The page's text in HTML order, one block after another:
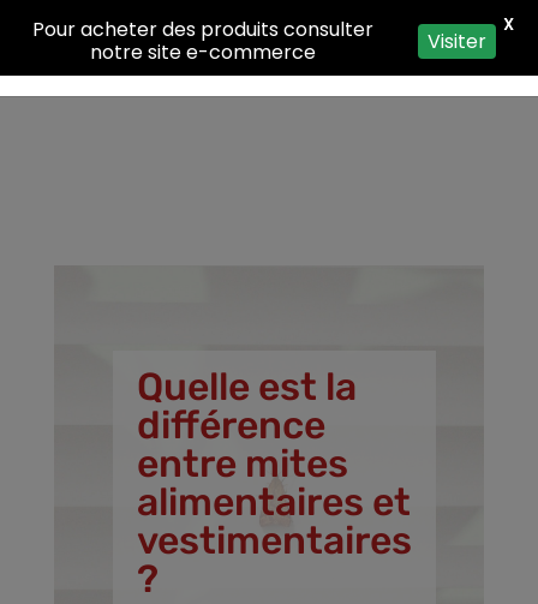
Quelle est la
différence
entre mites
alimentaires et
vestimentaires
?
Pour acheter des produits consulter
notre site e-commerce
Visiter
X